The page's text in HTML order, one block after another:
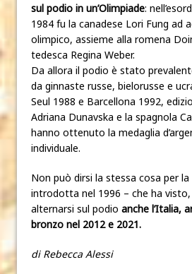
sul podio in un’Olimpiade:
1984 fu la canadese Lori Fung ad
olimpico, assieme alla romena
tedesca Regina Weber.
Da allora il podio è stato
da ginnaste russe, bielorusse e
Seul 1988 e Barcellona 1992,
Adriana Dunavska e la spagnola
hanno ottenuto la medaglia
individuale.
Non può dirsi la stessa cosa per
introdotta nel 1996 – che ha
alternarsi sul podio anche l’Italia,
bronzo nel 2012 e 2021.
di Rebecca Alessi